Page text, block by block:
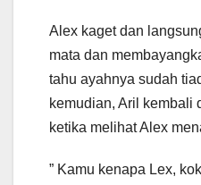
Alex kaget dan
mata dan
tahu ayahnya sudah
kemudian, Aril kembali
ketika melihat Alex
” Kamu kenapa Lex,